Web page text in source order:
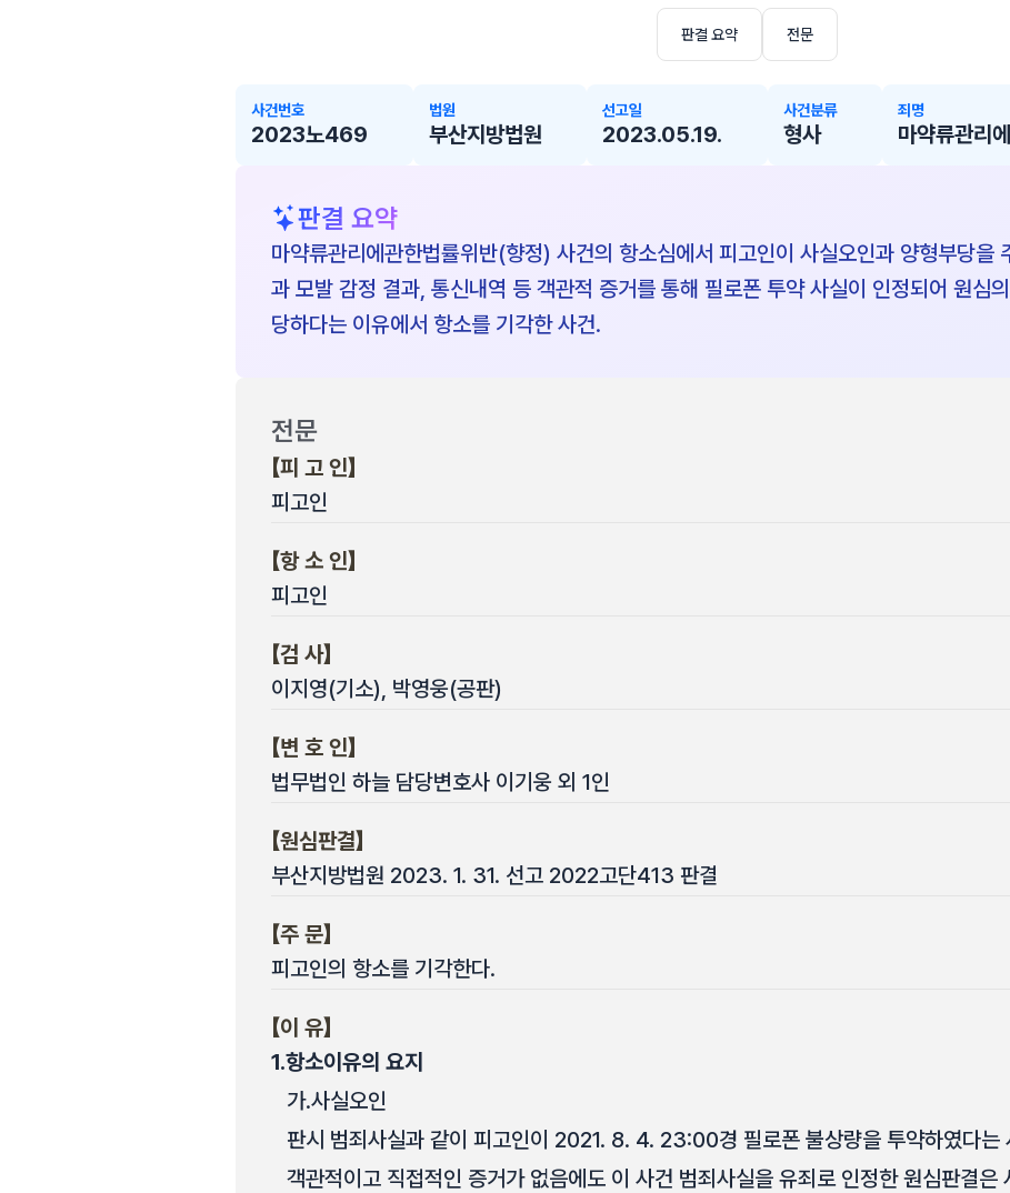
판결 요약 전문
사건번호
2023노469
법원
부산지방법원
선고일
2023.05.19.
사건분류
형사
죄명
마약류관리
판결 요약
마약류관리에관한법률위반(향정) 사건의 항소심에서 피고인이 사실오인과 양형부당을
과 모발 감정 결과, 통신내역 등 객관적 증거를 통해 필로폰 투약 사실이 인정되어 원심
당하다는 이유에서 항소를 기각한 사건.
전문
【피 고 인】
피고인
【항 소 인】
피고인
【검 사】
이지영(기소), 박영웅(공판)
【변 호 인】
법무법인 하늘 담당변호사 이기웅 외 1인
【원심판결】
부산지방법원 2023. 1. 31. 선고 2022고단413 판결
【주 문】
피고인의 항소를 기각한다.
【이 유】
1.항소이유의 요지
가.사실오인
판시 범죄사실과 같이 피고인이 2021. 8. 4. 23:00경 필로폰 불상량을 투약하였다는
객관적이고 직접적인 증거가 없음에도 이 사건 범죄사실을 유죄로 인정한 원심판결은